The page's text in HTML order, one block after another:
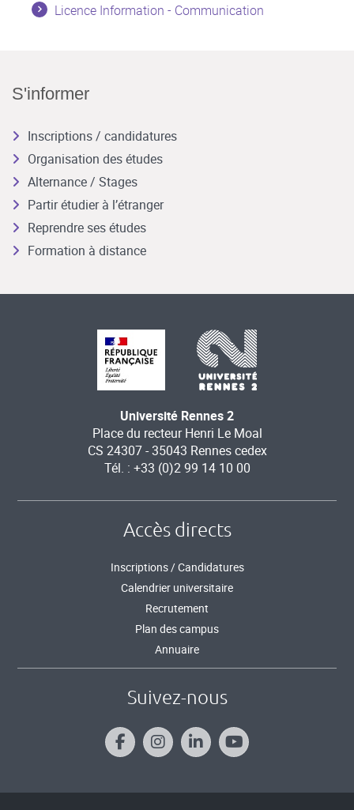
Licence Information - Communication
S'informer
Inscriptions / candidatures
Organisation des études
Alternance / Stages
Partir étudier à l’étranger
Reprendre ses études
Formation à distance
Université Rennes 2
Place du recteur Henri Le Moal
CS 24307 - 35043 Rennes cedex
Tél. : +33 (0)2 99 14 10 00
Accès directs
Inscriptions / Candidatures
Calendrier universitaire
Recrutement
Plan des campus
Annuaire
Suivez-nous